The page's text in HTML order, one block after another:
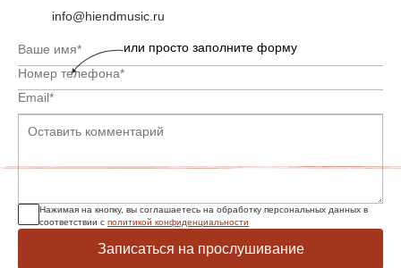
info@hiendmusic.ru
Нажимая на кнопку, вы соглашаетесь на обработку персональных данных в
соответствии с политикой конфиденциальности
Записаться на прослушивание
или просто заполните форму